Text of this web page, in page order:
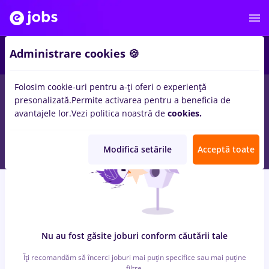
locuri de muncacu salarii zidari, Full time inTimisoara
pentruStudentinBanci, IT / Telecom
Nu au fost găsite joburi conform căutării tale
Îți recomandăm să încerci joburi mai puțin specifice sau mai puține
Administrare cookies 🍪
Folosim cookie-uri pentru a-ți oferi o experiență
presonalizată.Permite activarea pentru a beneficia de
avantajele lor.Vezi politica noastră de cookies.
Modifică setările Acceptă toate